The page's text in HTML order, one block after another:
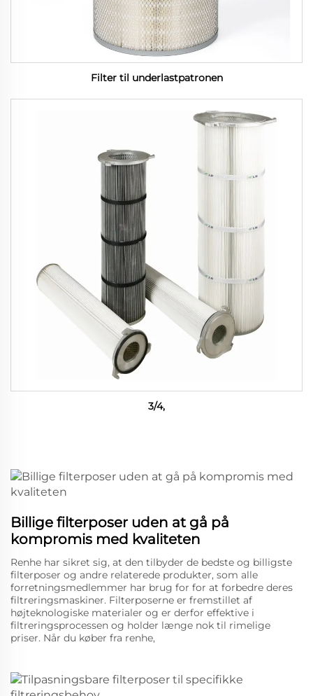
Filter til underlastpatronen
3/4,
Billige filterposer uden at gå på
kompromis med kvaliteten
Renhe har sikret sig, at den tilbyder de bedste og billigste
filterposer og andre relaterede produkter, som alle
forretningsmedlemmer har brug for for at forbedre deres
filtreringsmaskiner. Filterposerne er fremstillet af
højteknologiske materialer og er derfor effektive i
filtreringsprocessen og holder længe nok til rimelige
priser. Når du køber fra renhe,